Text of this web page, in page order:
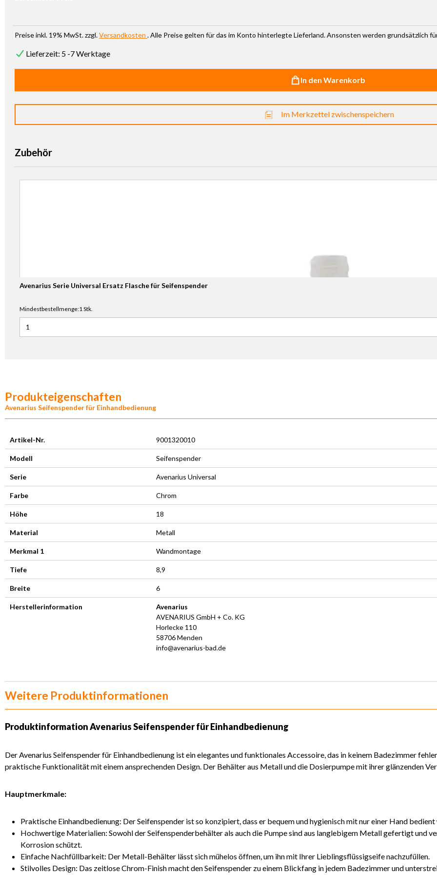
Preise inkl. 19% MwSt. zzgl.Versandkosten . Alle Preise gelten für das im Konto hinterlegte Lieferland. Ansonsten werden grundsätzlich
Lieferzeit: 5 -7 Werktage
In den Warenkorb
Im Merkzettel zwischenspeichern
Zubehör
Avenarius Serie Universal Ersatz Flasche für Seifenspender
Mindestbestellmenge:1 Stk.
Anzahl für Avenarius Serie Universal Ersatz Flasche für Seifenspender
Produkteigenschaften
Avenarius Seifenspender für Einhandbedienung
Artikel-Nr. 9001320010
Modell Seifenspender
Serie Avenarius Universal
Farbe Chrom
Höhe 18
Material Metall
Merkmal 1 Wandmontage
Tiefe 8,9
Breite 6
Herstellerinformation
Avenarius
AVENARIUS GmbH + Co. KG
Horlecke 110
58706 Menden
info@avenarius-bad.de
Weitere Produktinformationen
ProduktinformationAvenarius Seifenspender für Einhandbedienung
Der Avenarius Seifenspender für Einhandbedienung ist ein elegantes und funktionales Accessoire, das in keinem Badezimmer
praktische Funktionalität mit einem ansprechenden Design. Der Behälter aus Metall und die Dosierpumpe mit ihrer glänzenden
Hauptmerkmale:
Praktische Einhandbedienung: Der Seifenspender ist so konzipiert, dass er bequem und hygienisch mit nur einer Hand bedient
Hochwertige Materialien: Sowohl der Seifenspenderbehälter als auch die Pumpe sind aus langlebigem Metall gefertigt und
Korrosion schützt.
Einfache Nachfüllbarkeit: Der Metall-Behälter lässt sich mühelos öffnen, um ihn mit Ihrer Lieblingsflüssigseife nachzufüllen.
Stilvolles Design: Das zeitlose Chrom-Finish macht den Seifenspender zu einem Blickfang in jedem Badezimmer und